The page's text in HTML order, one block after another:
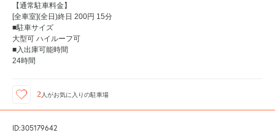
【通常駐車料金】
[全車室](全日)終日 200円 15分
■駐車サイズ
大型可 ハイルーフ可
■入出庫可能時間
24時間
2 人がお気に入りの駐車場
ID:305179642